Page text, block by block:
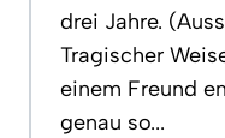
drei Jahre.
Tragischer
einem Freund
genau so...